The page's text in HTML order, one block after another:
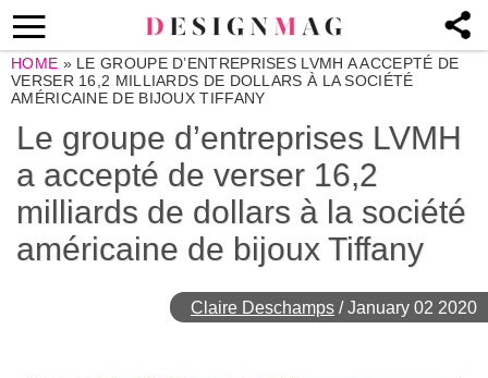
HOME » LE GROUPE D’ENTREPRISES LVMH A ACCEPTÉ DE
VERSER 16,2 MILLIARDS DE DOLLARS À LA SOCIÉTÉ
AMÉRICAINE DE BIJOUX TIFFANY
Le groupe d’entreprises LVMH
a accepté de verser 16,2
milliards de dollars à la société
américaine de bijoux Tiffany
Claire Deschamps /January 02 2020